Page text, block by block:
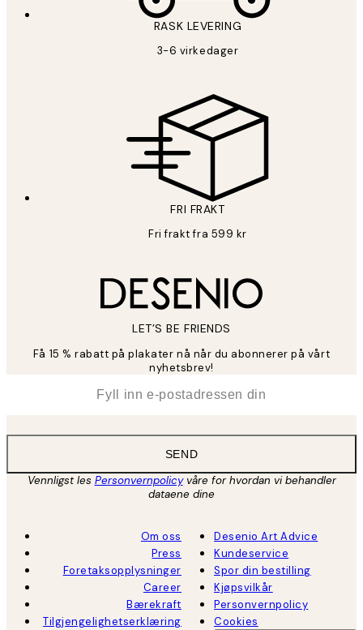
RASK LEVERING
3-6 virkedager
FRI FRAKT
Fri frakt fra 599 kr
LET’S BE FRIENDS
Få 15 % rabatt på plakater nå når du abonnerer på vårt
nyhetsbrev!
SEND
Vennligst les Personvernpolicyvåre for hvordan vi behandler
dataene dine
Om oss
Press
Foretaksopplysninger
Career
Bærekraft
Tilgjengelighetserklæring
Desenio Art Advice
Kundeservice
Spor din bestilling
Kjøpsvilkår
Personvernpolicy
Cookies